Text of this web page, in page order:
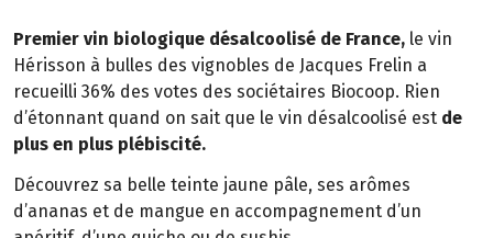
Premier vin biologique désalcoolisé de France, le vin
Hérisson à bulles des vignobles de Jacques Frelin a
recueilli 36% des votes des sociétaires Biocoop. Rien
d’étonnant quand on sait que le vin désalcoolisé est de
plus en plus plébiscité.
Découvrez sa belle teinte jaune pâle, ses arômes
d’ananas et de mangue en accompagnement d’un